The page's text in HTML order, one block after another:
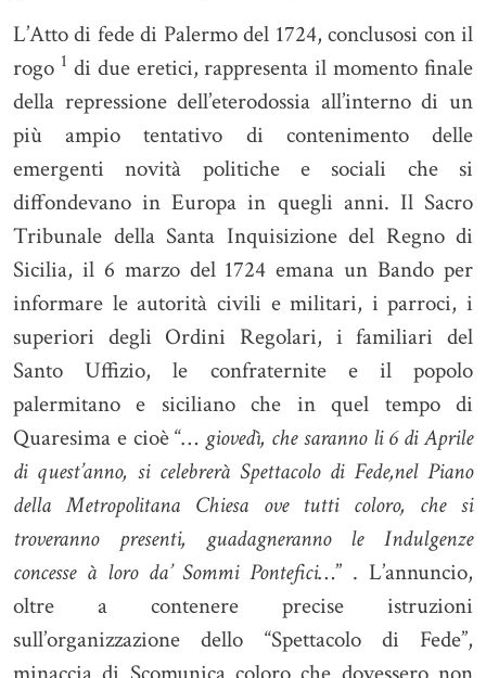
L’Atto di fede di Palermo del 1724, conclusosi con il
rogo 1 di due eretici, rappresenta il momento finale
della repressione dell’eterodossia all’interno di un
più ampio tentativo di contenimento delle
emergenti novità politiche e sociali che si
diffondevano in Europa in quegli anni. Il Sacro
Tribunale della Santa Inquisizione del Regno di
Sicilia, il 6 marzo del 1724 emana un Bando per
informare le autorità civili e militari, i parroci, i
superiori degli Ordini Regolari, i familiari del
Santo Uffizio, le confraternite e il popolo
palermitano e siciliano che in quel tempo di
Quaresima e cioè “… giovedì, che saranno li 6 di Aprile
di quest’anno, si celebrerà Spettacolo di Fede,nel Piano
della Metropolitana Chiesa ove tutti coloro, che si
troveranno presenti, guadagneranno le Indulgenze
concesse à loro da’ Sommi Pontefici…” . L’annuncio,
oltre a contenere precise istruzioni
sull’organizzazione dello “Spettacolo di Fede”,